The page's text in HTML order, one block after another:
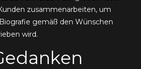
zusammenarbeiten, um
gemäß den Wünschen
wird.